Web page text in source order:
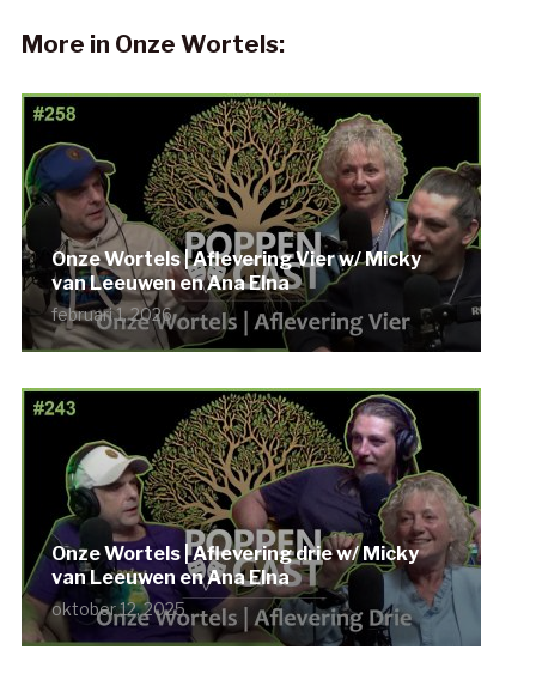
More in Onze Wortels:
Onze Wortels | Aflevering Vier w/ Micky
van Leeuwen en Ana Elna
februari 1, 2026
Onze Wortels | Aflevering drie w/ Micky
van Leeuwen en Ana Elna
oktober 12, 2025